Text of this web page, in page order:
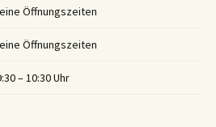
Öffnungszeiten
Öffnungszeiten
– 10:30 Uhr